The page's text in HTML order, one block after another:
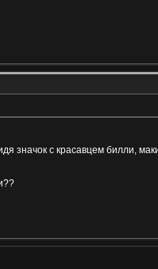
значок с красавцем билли,